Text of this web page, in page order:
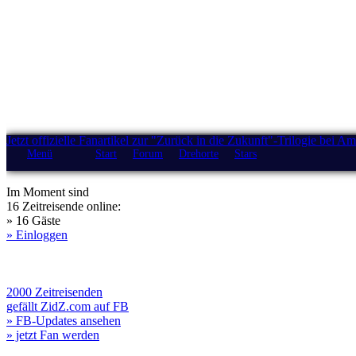
Jetzt offizielle Fanartikel zur "Zurück in die Zukunft"-Trilogie bei
Menü Start Forum Drehorte Stars
Im Moment sind
16 Zeitreisende online:
» 16 Gäste
» Einloggen
2000 Zeitreisenden
gefällt ZidZ.com auf FB
» FB-Updates ansehen
» jetzt Fan werden